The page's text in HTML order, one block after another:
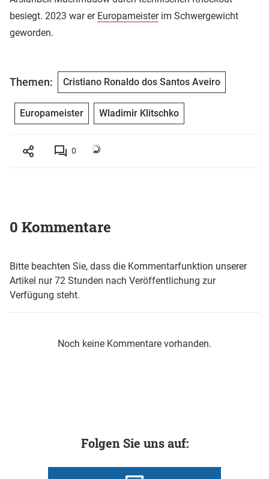
besiegt. 2023 war er Europameisterim Schwergewicht
geworden.
Themen: Cristiano Ronaldo dos Santos Aveiro
Europameister Wladimir Klitschko
0
0 Kommentare
Bitte beachten Sie, dass die Kommentarfunktion unserer
Artikel nur 72 Stunden nach Veröffentlichung zur
Verfügung steht.
Noch keine Kommentare vorhanden.
Folgen Sie uns auf: